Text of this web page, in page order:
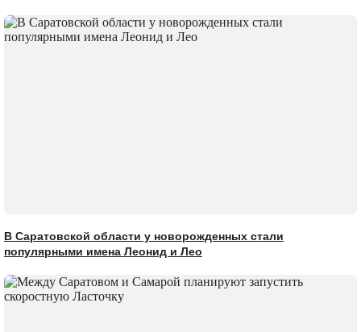
В Саратовской области у новорожденных стали
популярными имена Леонид и Лео